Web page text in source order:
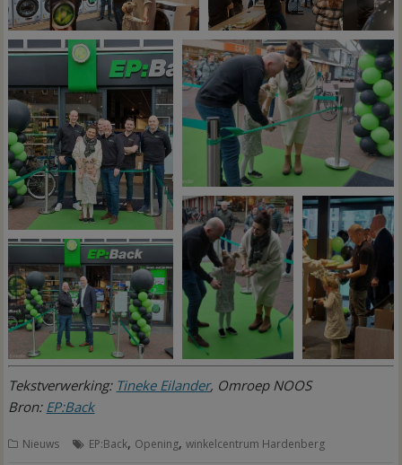
Tekstverwerking: Tineke Eilander, Omroep NOOS
Bron: EP:Back
Nieuws EP:Back, Opening,winkelcentrum Hardenberg